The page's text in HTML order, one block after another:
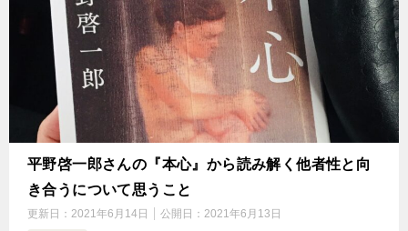
平野啓一郎さんの『本心』から読み解く他者性と向
き合うについて思うこと
更新日： 2021年6月14日 公開日： 2021年6月13日